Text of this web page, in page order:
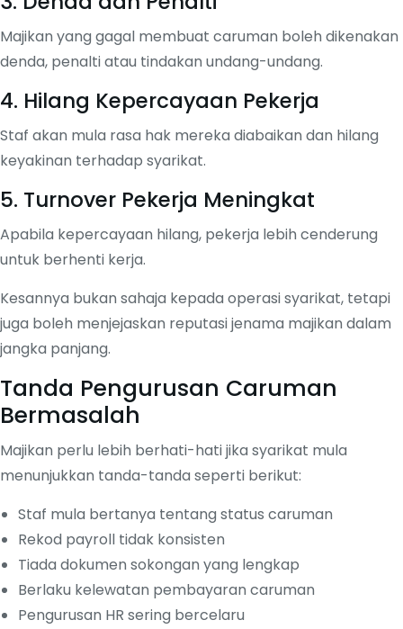
Majikan yang gagal membuat caruman boleh dikenakan
denda, penalti atau tindakan undang-undang.
4. Hilang Kepercayaan Pekerja
Staf akan mula rasa hak mereka diabaikan dan hilang
keyakinan terhadap syarikat.
5. Turnover Pekerja Meningkat
Apabila kepercayaan hilang, pekerja lebih cenderung
untuk berhenti kerja.
Kesannya bukan sahaja kepada operasi syarikat, tetapi
juga boleh menjejaskan reputasi jenama majikan dalam
jangka panjang.
Tanda Pengurusan Caruman
Bermasalah
Majikan perlu lebih berhati-hati jika syarikat mula
menunjukkan tanda-tanda seperti berikut:
Staf mula bertanya tentang status caruman
Rekod payroll tidak konsisten
Tiada dokumen sokongan yang lengkap
Berlaku kelewatan pembayaran caruman
Pengurusan HR sering bercelaru